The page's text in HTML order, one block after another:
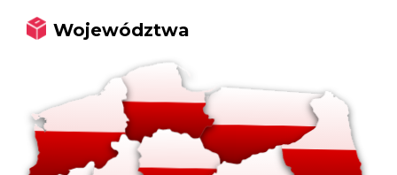
Województwa